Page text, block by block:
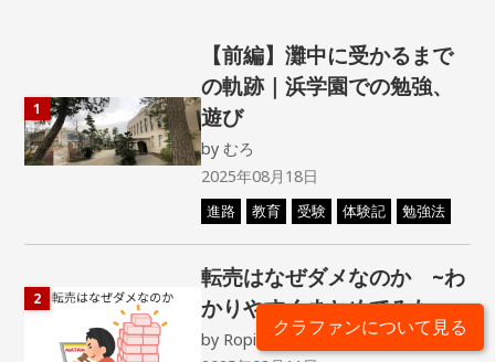
1
【前編】灘中に受かるまで
の軌跡｜浜学園での勉強、
遊び
byむろ
2025年08月18日
進路 教育 受験 体験記 勉強法
2
転売はなぜダメなのか ~わ
かりやすくまとめてみた~
by Ropi
クラファンについて見る